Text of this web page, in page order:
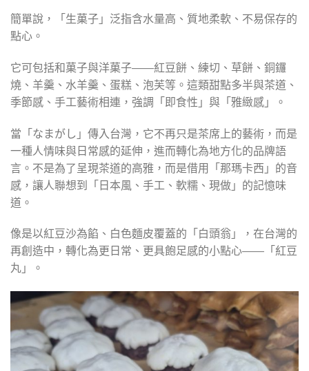
簡單說，「生菓子」泛指含水量高、質地柔軟、不易保存的
點心。
它可包括和菓子與洋菓子——紅豆餅、練切、草餅、銅鑼
燒、羊羹、水羊羹、蛋糕、泡芙等。這類甜點多半與茶道、
季節感、手工藝術相連，強調「即食性」與「雅緻感」。
當「なまがし」傳入台灣，它不再只是茶席上的藝術，而是
一種人情味與日常感的延伸，進而轉化為地方化的品牌語
言。不是為了呈現茶道的高雅，而是借用「那瑪卡西」的音
感，讓人聯想到「日本風、手工、軟糯、現做」的記憶味
道。
像是以紅豆沙為餡、白色麵皮覆蓋的「白頭翁」，在台灣的
再創造中，轉化為更日常、更具飽足感的小點心——「紅豆
丸」。